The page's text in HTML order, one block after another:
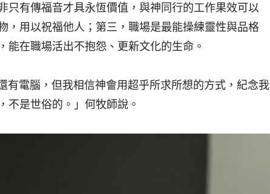
只有傳福音才具永恆價值，與神同行的工作果效可以
，用以祝福他人；第三，職場是最能操練靈性與品格
能在職場活出不抱怨、更新文化的生命。
有電腦，但我相信神會用超乎所求所想的方式，紀念我
是世俗的。」何牧師說。